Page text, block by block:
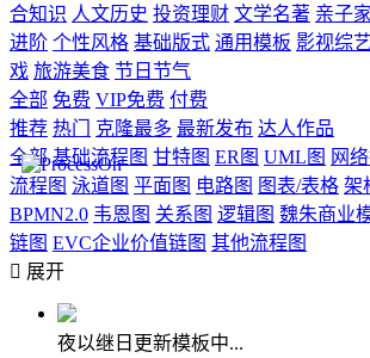
合知识 人文历史 投资理财 文学名著 亲子
进阶 个性风格 基础版式 通用模板 影视综艺
戏 旅游美食 节日节气
全部 免费 VIP免费 付费
推荐 热门 克隆最多 最新发布 达人作品
全部 基础流程图 甘特图 ER图 UML图 网
流程图 泳道图 平面图 电路图 图表/表格 架
BPMN2.0 韦恩图 关系图 逻辑图 魏朱商业
链图 EVC企业价值链图 其他流程图
 展开
夜以继日更新模板中...